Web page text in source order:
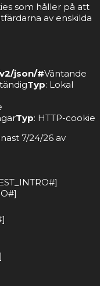
som håller på att
av enskilda
json/#Väntande
Typ: Lokal
Typ: HTTP-cookie
7/24/26 av